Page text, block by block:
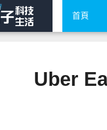
首頁
Uber